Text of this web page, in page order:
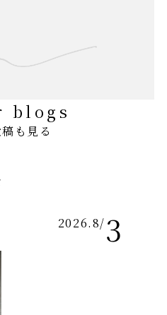
blogs
も見る
2026.8/3